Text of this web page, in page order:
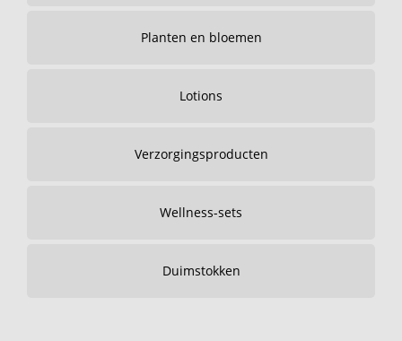
Planten en bloemen
Lotions
Verzorgingsproducten
Wellness-sets
Duimstokken